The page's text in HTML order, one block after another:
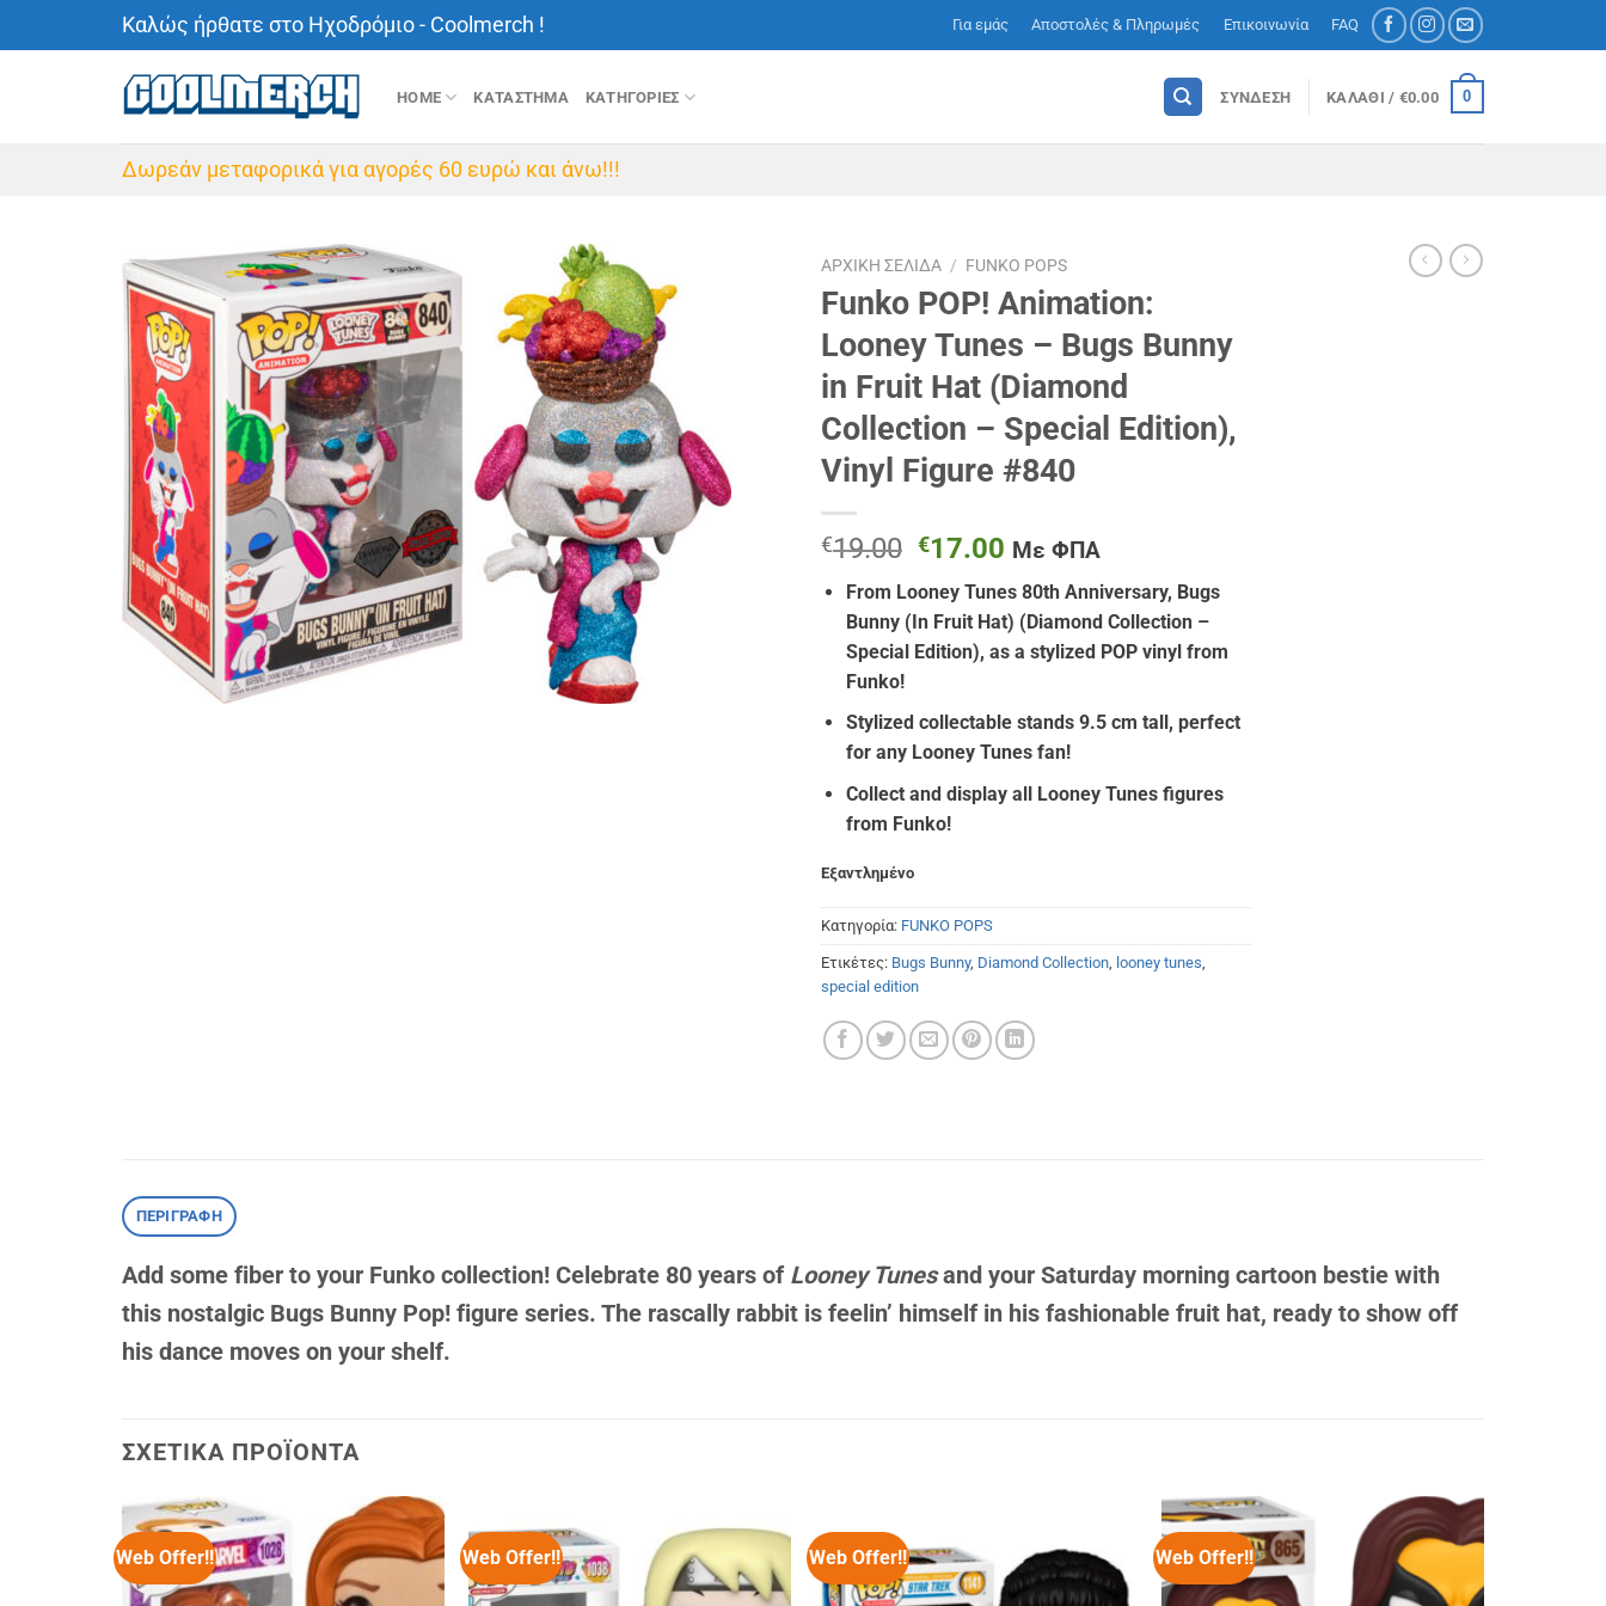
Καλώς ήρθατε στο Ηχοδρόμιο - Coolmerch ! Για εμάς Αποστολές & Πληρωμές Επικοινωνία FAQ
HOME ΚΑΤΑΣΤΗΜΑ ΚΑΤΗΓΟΡΙΕΣ ΣΎΝΔΕΣΗ ΚΑΛΆΘΙ / €0.00 0
Δωρεάν μεταφορικά για αγορές 60 ευρώ και άνω!!!
ΑΡΧΙΚΉ ΣΕΛΊΔΑ / FUNKO POPS
Funko POP! Animation:
Looney Tunes – Bugs Bunny
in Fruit Hat (Diamond
Collection – Special Edition),
Vinyl Figure #840
€19.00 Original
price
was:
€19.00.
€17.00 Η
τρέχουσα
τιμή
είναι:
€17.00.
Με ΦΠΑ
From Looney Tunes 80th Anniversary, Bugs
Bunny (In Fruit Hat) (Diamond Collection –
Special Edition), as a stylized POP vinyl from
Funko!
Stylized collectable stands 9.5 cm tall, perfect
for any Looney Tunes fan!
Collect and display all Looney Tunes figures
from Funko!
Εξαντλημένο
Κατηγορία: FUNKO POPS
Ετικέτες: Bugs Bunny, Diamond Collection looney tunes
special edition
ΠΕΡΙΓΡΑΦΉ
Add some fiber to your Funko collection! Celebrate 80 years ofLooney Tunesand your Saturday morning cartoon bestie with
this nostalgic Bugs Bunny Pop! figure series. The rascally rabbit is feelin’ himself in his fashionable fruit hat, ready to show off
his dance moves on your shelf.
ΣΧΕΤΙΚΆ ΠΡΟΪΌΝΤΑ
Web Offer!! Web Offer!! Web Offer!! Web Offer!!